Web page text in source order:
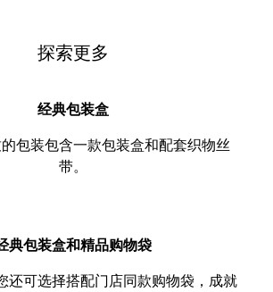
探索更多
经典包装盒
包装包含一款包装盒和配套织物丝
带。
典包装盒和精品购物袋
还可选择搭配门店同款购物袋，成就